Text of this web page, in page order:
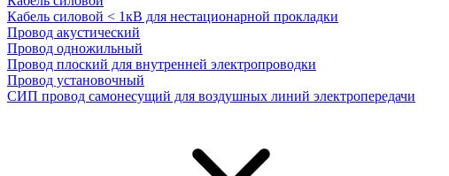
Кабель силовой < 1кВ для нестационарной прокладки
Провод акустический
Провод одножильный
Провод плоский для внутренней электропроводки
Провод установочный
СИП провод самонесущий для воздушных линий электропередачи